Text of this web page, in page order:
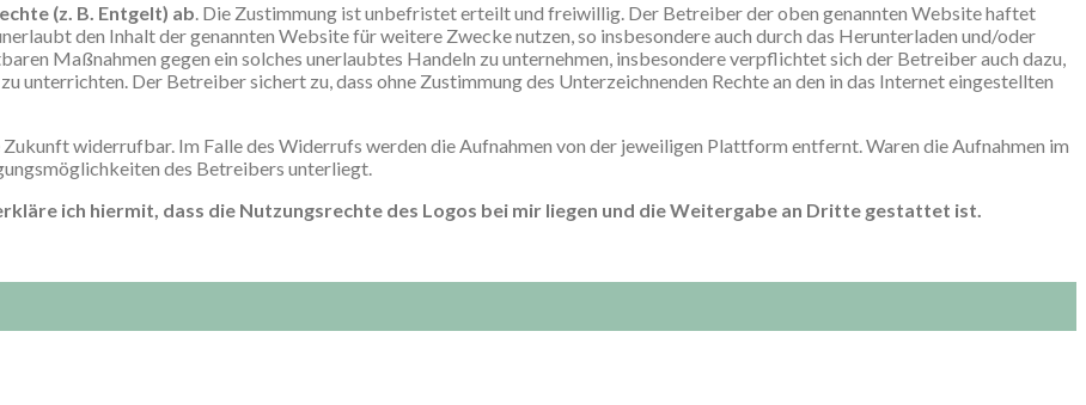
(z. B. Entgelt) ab. Die Zustimmung ist unbefristet erteilt und freiwillig. Der Betreiber der oben genannten Website haftet
den Inhalt der genannten Website für weitere Zwecke nutzen, so insbesondere auch durch das Herunterladen und/oder
Maßnahmen gegen ein solches unerlaubtes Handeln zu unternehmen, insbesondere verpflichtet sich der Betreiber auch dazu,
unterrichten. Der Betreiber sichert zu, dass ohne Zustimmung des Unterzeichnenden Rechte an den in das Internet eingestellten
widerrufbar. Im Falle des Widerrufs werden die Aufnahmen von der jeweiligen Plattform entfernt. Waren die Aufnahmen im
des Betreibers unterliegt.
ich hiermit, dass die Nutzungsrechte des Logos bei mir liegen und die Weitergabe an Dritte gestattet ist.